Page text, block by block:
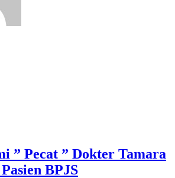
” Pecat ” Dokter Tamara
BPJS